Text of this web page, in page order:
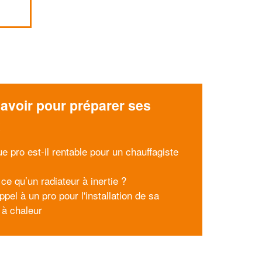
pour préparer ses
pro est-il rentable pour un chauffagiste
qu’un radiateur à inertie ?
à un pro pour l'installation de sa
chaleur